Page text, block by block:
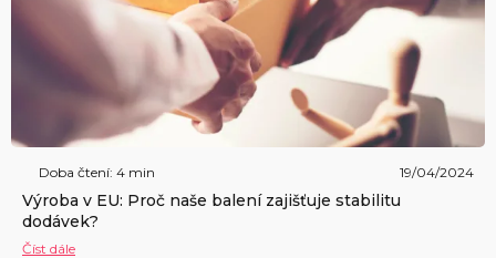
Doba čtení: 4 min 19/04/2024
Výroba v EU: Proč naše balení zajišťuje stabilitu
dodávek?
Číst dále